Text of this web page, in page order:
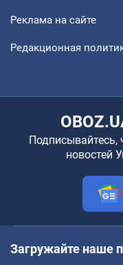
Реклама на сайте
Редакционная
Подписывайтесь,
новостей
Загружайте наше